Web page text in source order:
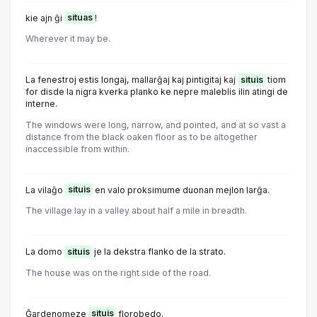
kie ajn ĝi situas !
Wherever it may be.
La fenestroj estis longaj, mallarĝaj kaj pintigitaj kaj situis tiom
for disde la nigra kverka planko ke nepre maleblis ilin atingi de
interne.
The windows were long, narrow, and pointed, and at so vast a
distance from the black oaken floor as to be altogether
inaccessible from within.
La vilaĝo situis en valo proksimume duonan mejlon larĝa.
The village lay in a valley about half a mile in breadth.
La domo situis je la dekstra flanko de la strato.
The house was on the right side of the road.
Ĝardenomeze situis florobedo.